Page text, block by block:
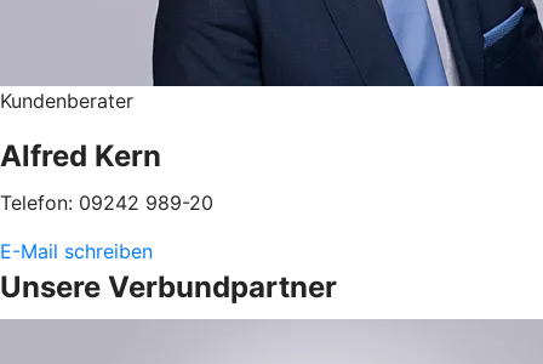
Kundenberater
Alfred Kern
Telefon: 09242 989-20
E-Mail schreiben
Unsere Verbundpartner